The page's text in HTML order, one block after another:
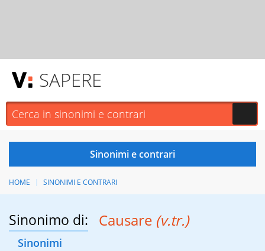
SAPERE
HOME SINONIMI E CONTRARI
Sinonimo di: Causare (v.tr.)
Sinonimi